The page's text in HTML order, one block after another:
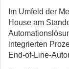
Im Umfeld der
House am
integrierten
End-of-Line-